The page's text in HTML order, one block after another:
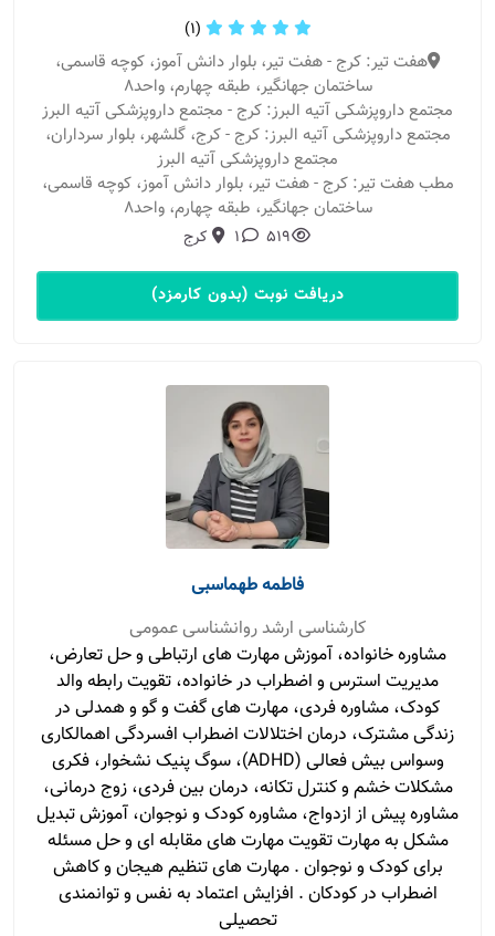
(1)
هفت تیر: کرج - هفت تیر، بلوار دانش آموز، کوچه قاسمی،
ساختمان جهانگیر، طبقه چهارم، واحد۸
مجتمع داروپزشکی آتیه البرز: کرج - مجتمع داروپزشکی آتیه البرز
مجتمع داروپزشکی آتیه البرز: کرج - کرج، گلشهر، بلوار سرداران،
مجتمع داروپزشکی آتیه البرز
مطب هفت تیر: کرج - هفت تیر، بلوار دانش آموز، کوچه قاسمی،
ساختمان جهانگیر، طبقه چهارم، واحد۸
519
1 کرج
دریافت نوبت (بدون کارمزد)
فاطمه طهماسبی
کارشناسی ارشد روانشناسی عمومی
مشاوره خانواده، آموزش مهارت های ارتباطی و حل تعارض،
مدیریت استرس و اضطراب در خانواده، تقویت رابطه والد
کودک، مشاوره فردی، مهارت های گفت و گو و همدلی در
زندگی مشترک، درمان اختلالات اضطراب افسردگی اهمالکاری
وسواس بیش فعالی (ADHD)، سوگ پنیک نشخوار، فکری
مشکلات خشم و کنترل تکانه، درمان بین فردی، زوج درمانی،
مشاوره پیش از ازدواج، مشاوره کودک و نوجوان، آموزش تبدیل
مشکل به مهارت تقویت مهارت های مقابله ای و حل مسئله
برای کودک و نوجوان . مهارت های تنظیم هیجان و کاهش
اضطراب در کودکان . افزایش اعتماد به نفس و توانمندی
تحصیلی